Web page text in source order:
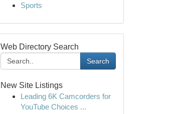
Sports
Web Directory Search
Search
New Site Listings
Leading 6K Camcorders for
YouTube Choices ...